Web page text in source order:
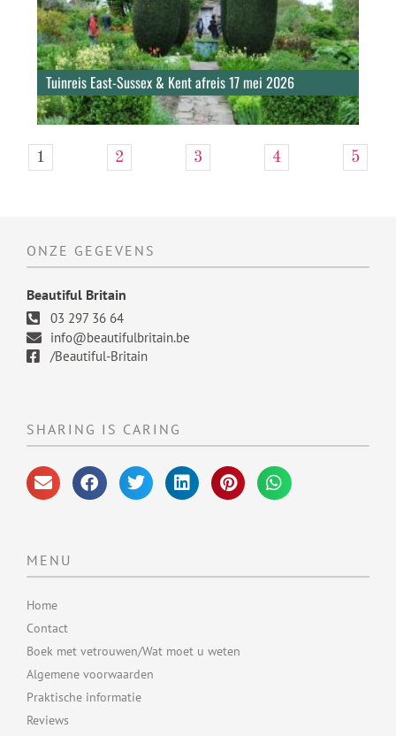
Tuinreis East-Sussex & Kent afreis 17 mei 2026
1 2 3 4 5
ONZE GEGEVENS
Beautiful Britain
03 297 36 64
info@beautifulbritain.be
/Beautiful-Britain
SHARING IS CARING
MENU
Home
Contact
Boek met vetrouwen/Wat moet u weten
Algemene voorwaarden
Praktische informatie
Reviews